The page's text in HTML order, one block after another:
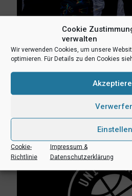
Cookie
verwalten
Wir verwenden Cookies, um unsere
optimieren. Für Details zu den Cookies
Einstellen
Cookie-
Richtlinie
Impressum &
Datenschutzerklärung